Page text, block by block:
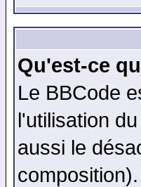
Qu'est-ce
Le BBCode
l'utilisation
aussi le